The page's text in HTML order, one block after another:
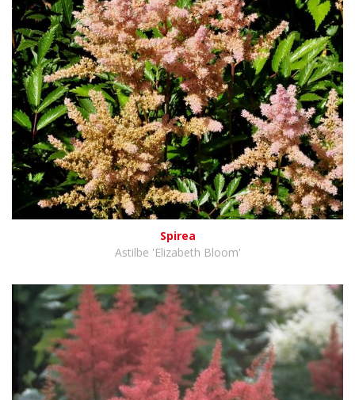
Spirea
Astilbe 'Elizabeth Bloom'